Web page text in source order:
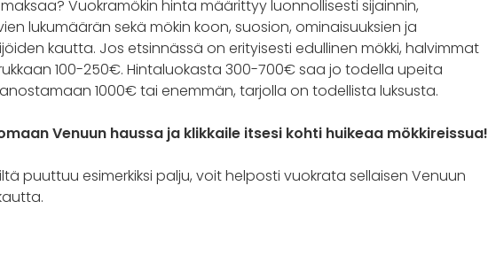
Vuokramökin hinta määrittyy luonnollisesti sijainnin,
lukumäärän sekä mökin koon, suosion, ominaisuuksien ja
kautta. Jos etsinnässä on erityisesti edullinen mökki, halvimmat
100-250€. Hintaluokasta 300-700€ saa jo todella upeita
1000€ tai enemmän, tarjolla on todellista luksusta.
Venuun haussa ja klikkaile itsesi kohti huikeaa mökkireissua!
puuttuu esimerkiksi palju, voit helposti vuokrata sellaisen Venuun